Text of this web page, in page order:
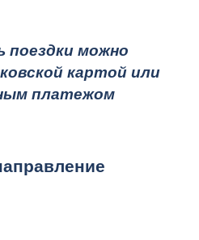
поездки можно
картой или
платежом